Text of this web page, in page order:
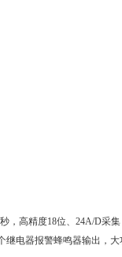
秒，高精度18位、 24A/D采
电器报警蜂鸣器输出，大